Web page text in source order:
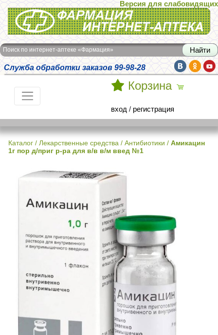
Интернет-аптека Фармация
Версия для слабовидящих
Поиск по интернет-аптеке «Фармация»
Служба обработки заказов 99-98-28
Корзина
вход / регистрация
Каталог / Лекарственные средства / Антибиотики / Амикацин
1г пор д/приг р-ра для в/в в/м введ №1